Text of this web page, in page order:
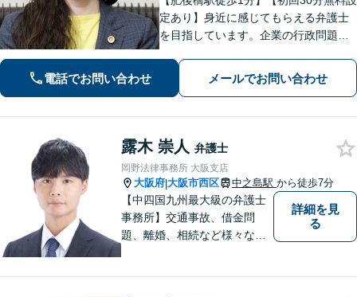
定あり】身近に感じてもらえる弁護士
を目指しています。企業の行政問題／
律問題に対応可能【夜間／休日応相
談】専門家の知識と経験で皆様の力に
電話でお問い合わせ メールでお問い合わせ
露木 崇人 弁護士
岡野法律事務所 大阪支店
大阪府|大阪市西区 中之島駅 から徒歩7分
【中四国九州最大級の弁護士
事務所】交通事故、借金問
題、離婚、相続など様々な問
詳細を見
る